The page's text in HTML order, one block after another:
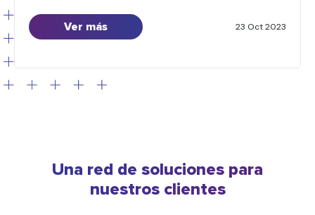
Paraguay. Principalmente conocer a los actores del
mercado para analizar si nuestros productos poseen
trazamos un plan de acción que […]...
Ver más 23 Oct 2023
Una red de soluciones para
nuestros clientes